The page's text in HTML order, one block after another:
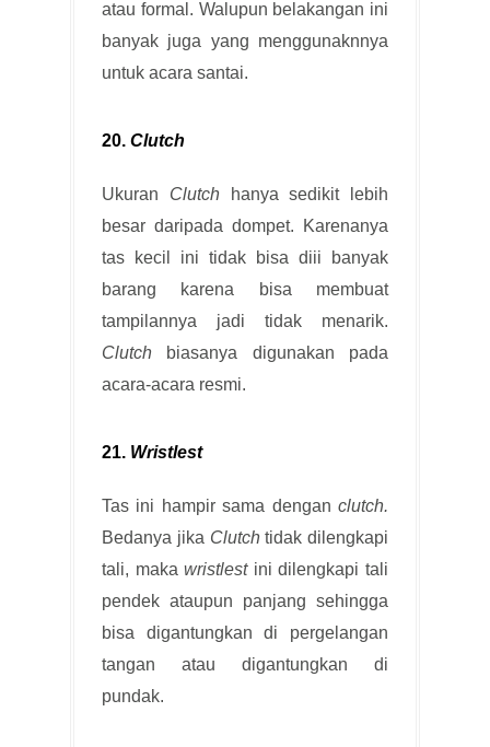
atau formal. Walupun belakangan ini
banyak juga yang menggunaknnya
untuk acara santai.
20. Clutch
Ukuran Clutchhanya sedikit lebih
besar daripada dompet. Karenanya
tas kecil ini tidak bisa diii banyak
barang karena bisa membuat
tampilannya jadi tidak menarik.
Clutch biasanya digunakan pada
acara-acara resmi.
21. Wristlest
Tas ini hampir sama dengan clutch.
Bedanya jika Clutchtidak dilengkapi
tali, makawristlestini dilengkapi tali
pendek ataupun panjang sehingga
bisa digantungkan di pergelangan
tangan atau digantungkan di
pundak.